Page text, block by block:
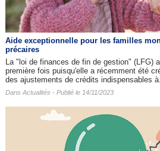
Aide exceptionnelle pour les familles
précaires
La "loi de finances de fin de gestion" (LFG)
première fois puisqu'elle a récemment été
des ajustements de crédits indispensables
Dans Actualités - Publié le 14/11/2023